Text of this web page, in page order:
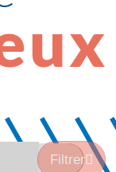
Filtrer